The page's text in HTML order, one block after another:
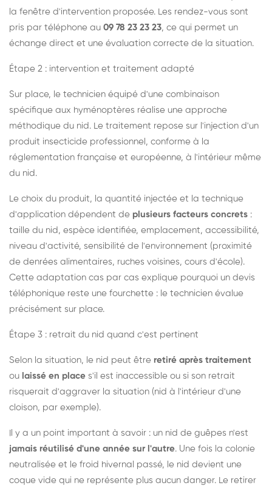
la fenêtre d'intervention proposée. Les rendez-vous sont
pris par téléphone au 09 78 23 23 23, ce qui permet un
échange direct et une évaluation correcte de la situation.
Étape 2 : intervention et traitement adapté
Sur place, le technicien équipé d'une combinaison
spécifique aux hyménoptères réalise une approche
méthodique du nid. Le traitement repose sur l'injection d'un
produit insecticide professionnel, conforme à la
réglementation française et européenne, à l'intérieur même
du nid.
Le choix du produit, la quantité injectée et la technique
d'application dépendent de plusieurs facteurs concrets :
taille du nid, espèce identifiée, emplacement, accessibilité,
niveau d'activité, sensibilité de l'environnement (proximité
de denrées alimentaires, ruches voisines, cours d'école).
Cette adaptation cas par cas explique pourquoi un devis
téléphonique reste une fourchette : le technicien évalue
précisément sur place.
Étape 3 : retrait du nid quand c'est pertinent
Selon la situation, le nid peut être retiré après traitement
ou laissé en place s'il est inaccessible ou si son retrait
risquerait d'aggraver la situation (nid à l'intérieur d'une
cloison, par exemple).
Il y a un point important à savoir : un nid de guêpes n'est
jamais réutilisé d'une année sur l'autre. Une fois la colonie
neutralisée et le froid hivernal passé, le nid devient une
coque vide qui ne représente plus aucun danger. Le retirer